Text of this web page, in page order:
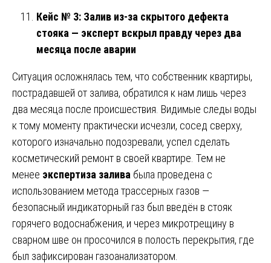
Кейс № 3: Залив из-за скрытого дефекта
стояка — эксперт вскрыл правду через два
месяца после аварии
Ситуация осложнялась тем, что собственник квартиры,
пострадавшей от залива, обратился к нам лишь через
два месяца после происшествия. Видимые следы воды
к тому моменту практически исчезли, сосед сверху,
которого изначально подозревали, успел сделать
косметический ремонт в своей квартире. Тем не
менее экспертиза залива была проведена с
использованием метода трассерных газов —
безопасный индикаторный газ был введён в стояк
горячего водоснабжения, и через микротрещину в
сварном шве он просочился в полость перекрытия, где
был зафиксирован газоанализатором.